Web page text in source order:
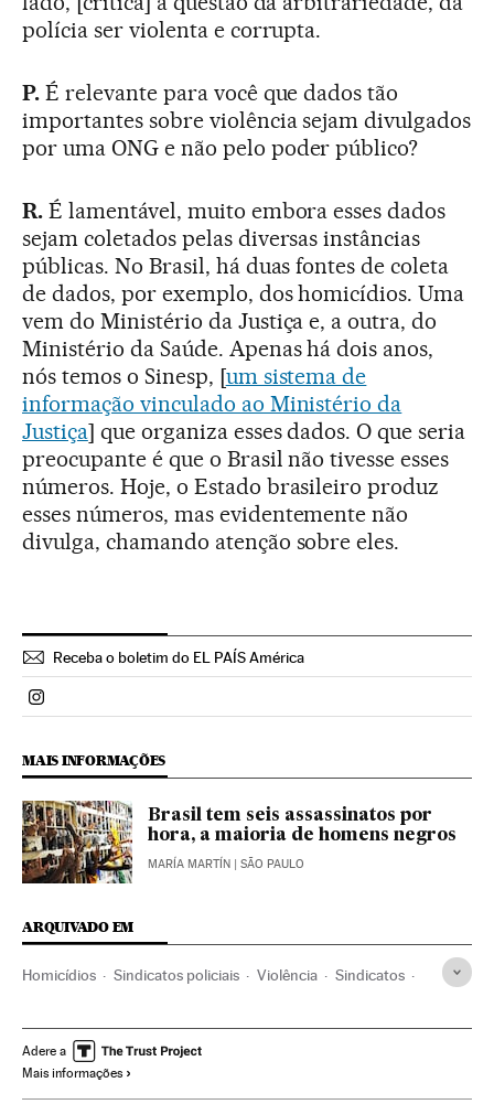
polícia ser violenta e corrupta.
P.É relevante para você que dados tão
importantes sobre violência sejam divulgados
por uma ONG e não pelo poder público?
R.É lamentável, muito embora esses dados
sejam coletados pelas diversas instâncias
públicas. No Brasil, há duas fontes de coleta
de dados, por exemplo, dos homicídios. Uma
vem do Ministério da Justiça e, a outra, do
Ministério da Saúde. Apenas há dois anos,
nós temos o Sinesp, [um sistema de
informação vinculado ao Ministério da
Justiça] que organiza esses dados. O que seria
preocupante é que o Brasil não tivesse esses
números. Hoje, o Estado brasileiro produz
esses números, mas evidentemente não
divulga, chamando atenção sobre eles.
Receba o boletim do EL PAÍS América
Politica El País Brasil en Instagram
MAIS INFORMAÇÕES
Brasil tem seis assassinatos por
hora, a maioria de homens negros
MARÍA MARTÍN | SÃO PAULO
ARQUIVADO EM
Homicídios Sindicatos policiais Violência Sindicatos
América do Sul América Latina
Força segurança
Adere a
Mais informações